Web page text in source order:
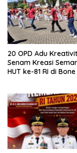
20 OPD Adu
Senam Kreasi
HUT ke-81 RI di Bone